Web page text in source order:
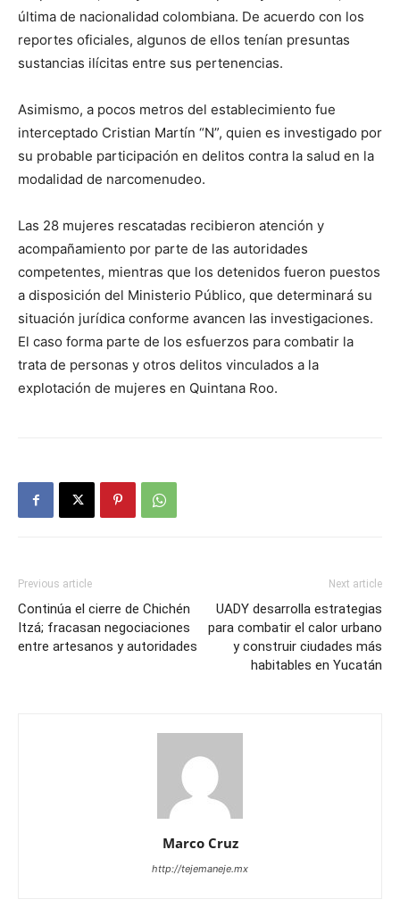
última de nacionalidad colombiana. De acuerdo con los
reportes oficiales, algunos de ellos tenían presuntas
sustancias ilícitas entre sus pertenencias.
Asimismo, a pocos metros del establecimiento fue
interceptado Cristian Martín “N”, quien es investigado por
su probable participación en delitos contra la salud en la
modalidad de narcomenudeo.
Las 28 mujeres rescatadas recibieron atención y
acompañamiento por parte de las autoridades
competentes, mientras que los detenidos fueron puestos
a disposición del Ministerio Público, que determinará su
situación jurídica conforme avancen las investigaciones.
El caso forma parte de los esfuerzos para combatir la
trata de personas y otros delitos vinculados a la
explotación de mujeres en Quintana Roo.
Previous article
Continúa el cierre de Chichén
Itzá; fracasan negociaciones
entre artesanos y autoridades
Next article
UADY desarrolla estrategias
para combatir el calor urbano
y construir ciudades más
habitables en Yucatán
Marco Cruz
http://tejemaneje.mx